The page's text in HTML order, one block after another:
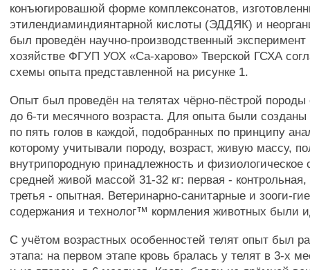
конъюгировашюй форме комплексонатов,
этилендиаминдиянтарной кислоты (ЭДДЯК) и
был проведён научно-производственный
хозяйстве ФГУП УОХ «Са-харово» Тверской ГСХА
схемы опыта представленной на рисунке 1.
Опыт был проведён на телятах чёрно-пёстрой породы
до 6-ти месячного возраста. Для опыта были созданы
по пять голов в каждой, подобранных по принципу
которому учитывали породу, возраст, живую массу,
внутрипородную принадлежность и физиологическое
средней живой массой 31-32 кг: первая -
третья - опытная. Ветеринарно-санитарные и зооги-
содержания и технолог™ кормления животных были
С учётом возрастных особенностей телят опыт был
этапа: на первом этапе кровь бралась у телят в 3-х